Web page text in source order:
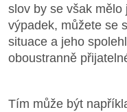
slov by se však
výpadek, můžete se
situace a jeho
oboustranně
Tím může být